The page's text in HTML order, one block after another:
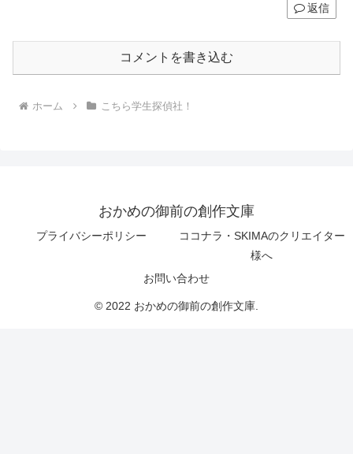
返信
コメントを書き込む
ホーム こちら学生探偵社！
おかめの御前の創作文庫
プライバシーポリシー
ココナラ・SKIMAのクリエイター
様へ
お問い合わせ
© 2022 おかめの御前の創作文庫.